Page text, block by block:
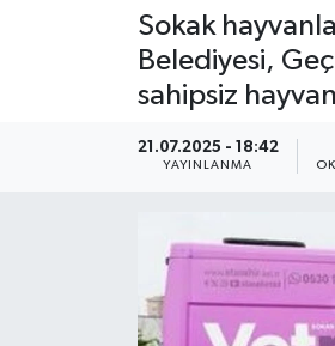
Sokak
Belediyesi,
sahipsiz
21.07.2025 - 18:42
YAYINLANMA